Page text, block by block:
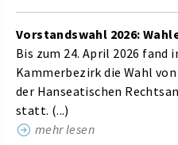
Vorstandswahl 2026:
Bis zum 24. April 2026 fand
Kammerbezirk die Wahl
der Hanseatischen
statt. (...)
mehr lesen